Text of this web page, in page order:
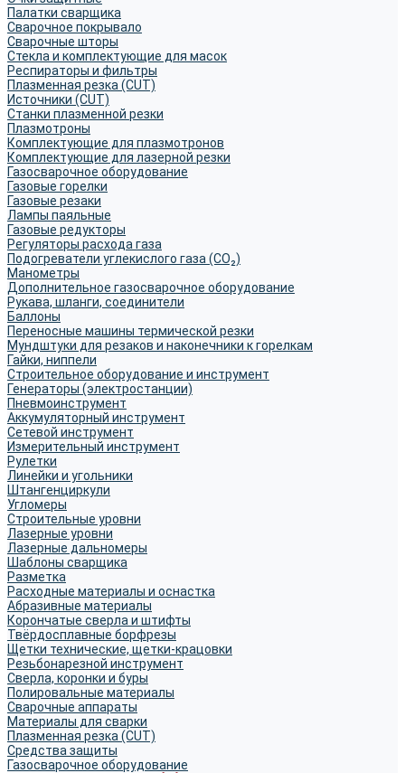
Палатки сварщика
Сварочное покрывало
Сварочные шторы
Стекла и комплектующие для масок
Респираторы и фильтры
Плазменная резка (CUT)
Источники (CUT)
Станки плазменной резки
Плазмотроны
Комплектующие для плазмотронов
Комплектующие для лазерной резки
Газосварочное оборудование
Газовые горелки
Газовые резаки
Лампы паяльные
Газовые редукторы
Регуляторы расхода газа
Подогреватели углекислого газа (CO₂)
Манометры
Дополнительное газосварочное оборудование
Рукава, шланги, соединители
Баллоны
Переносные машины термической резки
Мундштуки для резаков и наконечники к горелкам
Гайки, ниппели
Строительное оборудование и инструмент
Генераторы (электростанции)
Пневмоинструмент
Аккумуляторный инструмент
Сетевой инструмент
Измерительный инструмент
Рулетки
Линейки и угольники
Штангенциркули
Угломеры
Строительные уровни
Лазерные уровни
Лазерные дальномеры
Шаблоны сварщика
Разметка
Расходные материалы и оснастка
Абразивные материалы
Корончатые сверла и штифты
Твёрдосплавные борфрезы
Щетки технические, щетки-крацовки
Резьбонарезной инструмент
Сверла, коронки и буры
Полировальные материалы
Сварочные аппараты
Материалы для сварки
Плазменная резка (CUT)
Средства защиты
Газосварочное оборудование